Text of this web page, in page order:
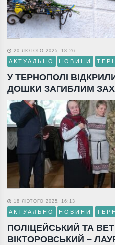
20 ЛЮТОГО 2025, 18:26
АКТУАЛЬНО НОВИНИ
У ТЕРНОПОЛІ
ДОШКИ ЗАГИБЛИМ
18 ЛЮТОГО 2025, 16:13
АКТУАЛЬНО НОВИНИ
ПОЛІЦЕЙСЬКИЙ ТА
ВІКТОРОВСЬКИЙ –